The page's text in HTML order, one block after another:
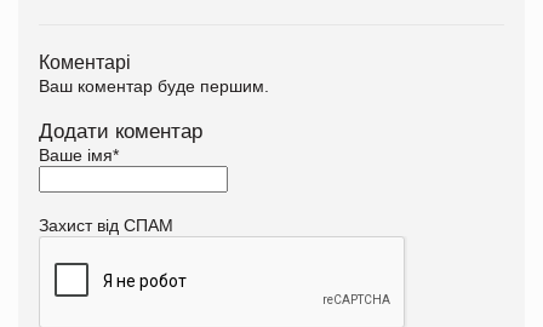
Коментарі
Ваш коментар буде першим.
Додати коментар
Ваше імя*
Захист від СПАМ